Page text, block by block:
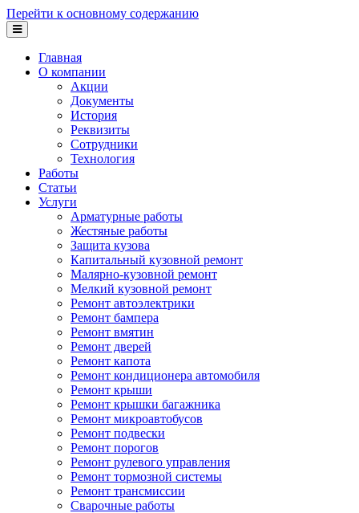
Перейти к основному содержанию
Главная
О компании
Акции
Документы
История
Реквизиты
Сотрудники
Технология
Работы
Статьи
Услуги
Арматурные работы
Жестяные работы
Защита кузова
Капитальный кузовной ремонт
Малярно-кузовной ремонт
Мелкий кузовной ремонт
Ремонт автоэлектрики
Ремонт бампера
Ремонт вмятин
Ремонт дверей
Ремонт капота
Ремонт кондиционера автомобиля
Ремонт крыши
Ремонт крышки багажника
Ремонт микроавтобусов
Ремонт подвески
Ремонт порогов
Ремонт рулевого управления
Ремонт тормозной системы
Ремонт трансмиссии
Сварочные работы